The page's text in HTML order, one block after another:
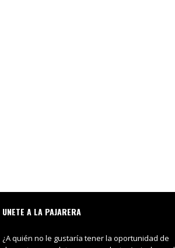
UNETE A LA PAJARERA
¿A quién no le gustaría tener la oportunidad de